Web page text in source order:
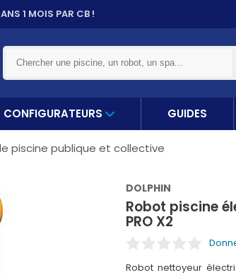
1 MOIS PAR CB !
CONFIGURATEURS GUIDES
piscine publique et collective
DOLPHIN
Robot piscine
PRO X2
Robot nettoyeur